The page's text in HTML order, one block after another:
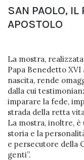
SAN PAOLO, IL
APOSTOLO
La mostra,
Papa Benedetto XVI
nascita, rende
dalla cui
imparare la fede,
strada della retta
La mostra, inoltre,
storia e la
e persecutore della
genti”.